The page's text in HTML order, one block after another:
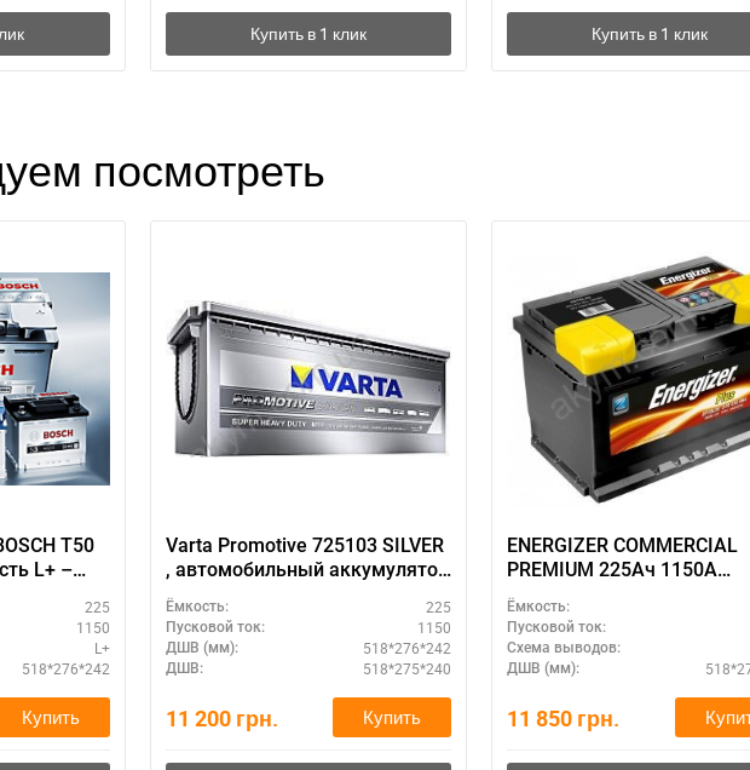
посмотреть
T50
L+ –
225
1150
L+
518*276*242
Купить
Varta Promotive 725103 SILVER
, автомобильный аккумулятор
12 вольт Варта Промотив ,
емкость - 225 Ампер/часов,
размер: 518 Х 276 Х 242 , пуск.
Ёмкость: 225
Пусковой ток: 1150
ДШВ (мм): 518*276*242
ДШВ: 518*275*240
11 200 грн. Купить
ENERGIZER COMMERCIAL
PREMIUM 225Ач 1150A
518*275*242 ECP4
Ёмкость:
Пусковой ток:
Схема выводов:
ДШВ (мм):
11 850 грн.